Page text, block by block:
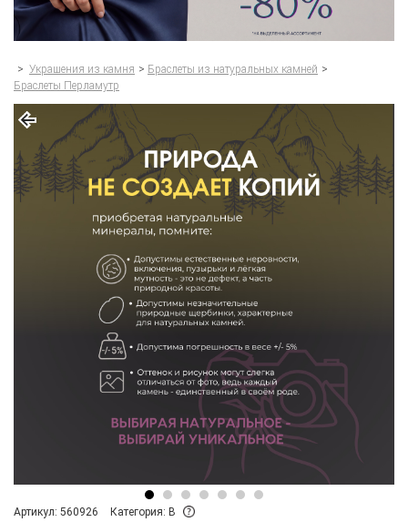
> Украшения из камня > Браслеты из натуральных камней >
Браслеты Перламутр
Артикул: 560926 Категория: B